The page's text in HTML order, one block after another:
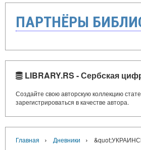
ПАРТНЁРЫ
LIBRARY.RS - Сербская
Создайте свою авторскую коллекцию
зарегистрироваться в качестве автора.
Главная › Дневники ›